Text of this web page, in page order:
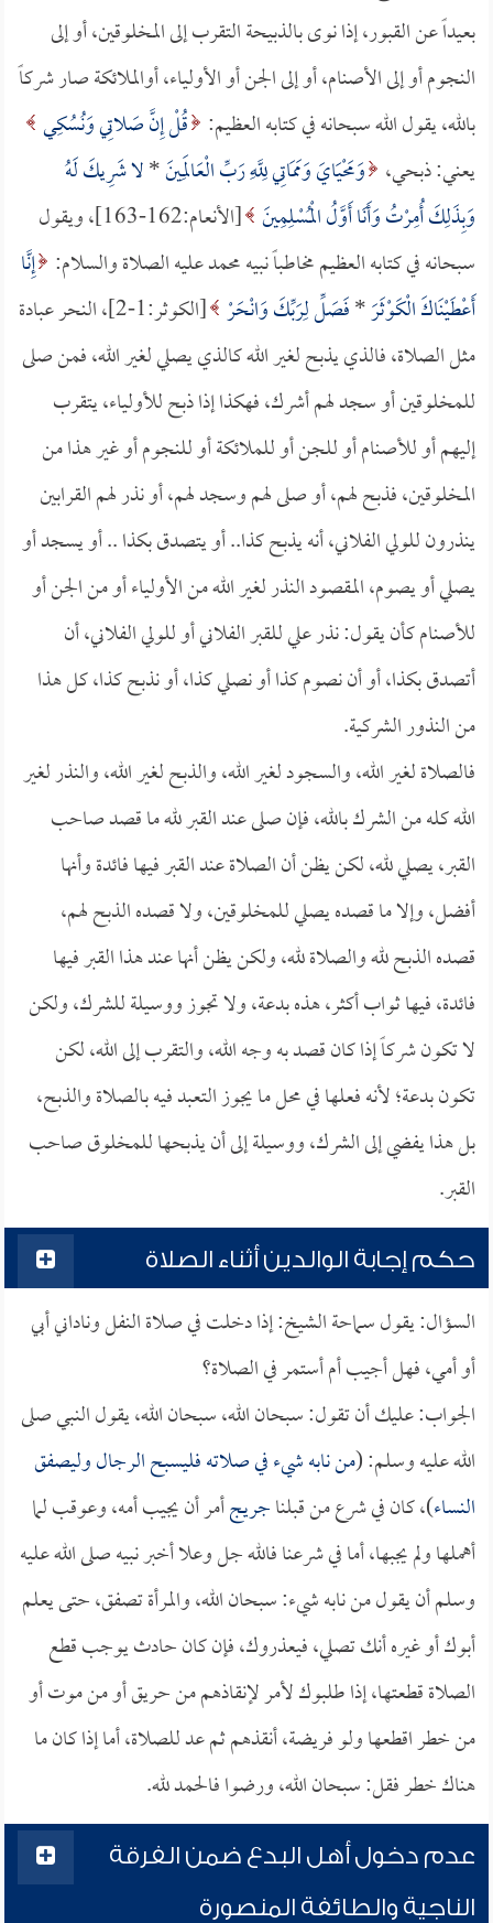
بعيداً عن القبور، إذا نوى بالذبيحة التقرب إلى المخلوقين، أو إلى
النجوم أو إلى الأصنام، أو إلى الجن أو الأولياء، أوالملائكة صار شركاً
بالله، يقول الله سبحانه في كتابه العظيم: قُلْ إِنَّ صَلاتِي وَنُسُكِي
يعني: ذبحي، وَمَحْيَايَ وَمَمَاتِي لِلَّهِ رَبِّ الْعَالَمِينَ*لا شَرِيكَ لَهُ
وَبِذَلِكَ أُمِرْتُ وَأَنَا أَوَّلُ الْمُسْلِمِينَ
[الأنعام:162-163]، ويقول
سبحانه في كتابه العظيم مخاطباً نبيه محمد عليه الصلاة والسلام: إِنَّا
أَعْطَيْنَاكَ الْكَوْثَرَ*فَصَلِّ لِرَبِّكَ وَانْحَرْ
[الكوثر:1-2]، النحر عبادة
مثل الصلاة، فالذي يذبح لغير الله كالذي يصلي لغير الله، فمن صلى
للمخلوقين أو سجد لهم أشرك، فهكذا إذا ذبح للأولياء، يتقرب
إليهم أو للأصنام أو للجن أو للملائكة أو للنجوم أو غير هذا من
المخلوقين، فذبح لهم، أو صلى لهم وسجد لهم، أو نذر لهم القرابين
ينذرون للولي الفلاني، أنه يذبح كذا.. أو يتصدق بكذا .. أو يسجد أو
يصلي أو يصوم، المقصود النذر لغير الله من الأولياء أو من الجن أو
للأصنام كأن يقول: نذر علي للقبر الفلاني أو للولي الفلاني، أن
أتصدق بكذا، أو أن نصوم كذا أو نصلي كذا، أو نذبح كذا، كل هذا
من النذور الشركية.
فالصلاة لغير الله، والسجود لغير الله، والذبح لغير الله، والنذر لغير
الله كله من الشرك بالله، فإن صلى عند القبر لله ما قصد صاحب
القبر، يصلي لله، لكن يظن أن الصلاة عند القبر فيها فائدة وأنها
أفضل، وإلا ما قصده يصلي للمخلوقين، ولا قصده الذبح لهم،
قصده الذبح لله والصلاة لله، ولكن يظن أنها عند هذا القبر فيها
فائدة، فيها ثواب أكثر، هذه بدعة، ولا تجوز ووسيلة للشرك، ولكن
لا تكون شركاً إذا كان قصد به وجه الله، والتقرب إلى الله، لكن
تكون بدعة؛ لأنه فعلها في محل ما يجوز التعبد فيه بالصلاة والذبح،
بل هذا يفضي إلى الشرك، ووسيلة إلى أن يذبحها للمخلوق صاحب
القبر.
حكم إجابة الوالدين أثناء الصلاة
السؤال: يقول سماحة الشيخ: إذا دخلت في صلاة النفل وناداني أبي
أو أمي، فهل أجيب أم أستمر في الصلاة؟
الجواب: عليك أن تقول: سبحان الله، سبحان الله، يقول النبي صلى
الله عليه وسلم: (من نابه شيء في صلاته فليسبح الرجال وليصفق
النساء)، كان في شرع من قبلناجريجأمر أن يجيب أمه، وعوقب لما
أهملها ولم يجبها، أما في شرعنا فالله جل وعلا أخبر نبيه صلى الله عليه
وسلم أن يقول من نابه شيء: سبحان الله، والمرأة تصفق، حتى يعلم
أبوك أو غيره أنك تصلي، فيعذروك، فإن كان حادث يوجب قطع
الصلاة قطعتها، إذا طلبوك لأمر لإنقاذهم من حريق أو من موت أو
من خطر اقطعها ولو فريضة، أنقذهم ثم عد للصلاة، أما إذا كان ما
هناك خطر فقل: سبحان الله، ورضوا فالحمد لله.
عدم دخول أهل البدع ضمن الفرقة
الناجية والطائفة المنصورة